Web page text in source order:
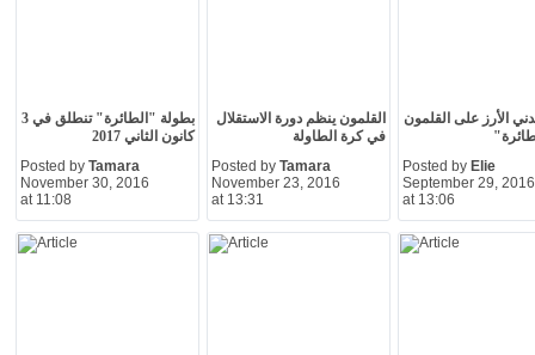
بطولة "الطائرة" تنطلق في 3
كانون الثاني 2017
Posted by Tamara
November 30, 2016
at 11:08
القلمون ينظم دورة الاستقلال
في كرة الطاولة
Posted by Tamara
November 23, 2016
at 13:31
الأرز على القلمون
Posted by Elie
September 29, 2016
at 13:06